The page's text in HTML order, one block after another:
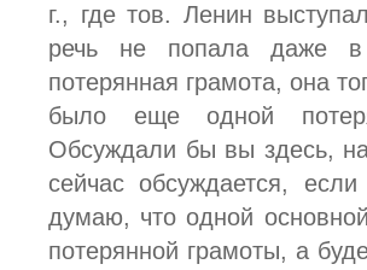
г., где тов. Ленин
речь не попала даже в
потерянная грамота, она
было еще одной
Обсуждали бы вы здесь,
сейчас обсуждается,
думаю, что одной
потерянной грамоты, а